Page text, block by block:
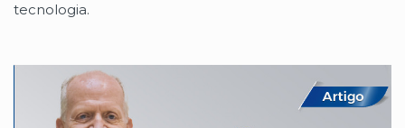
tecnologia.